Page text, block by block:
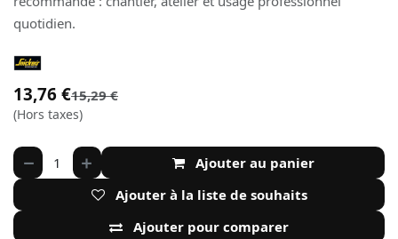
quotidien.
13,76 €15,29€
(Hors taxes)
Ajouter au panier
Ajouter pour comparer
Ajouter à la liste de souhaits